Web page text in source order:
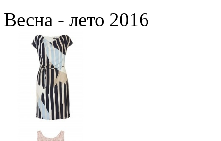
Весна - лето 2016